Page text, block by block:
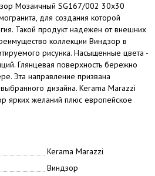
Мозаичный SG167/002 30х30
для создания которой
Такой продукт надежен от внешних
коллекции Виндзор в
рисунка. Насыщенные цвета -
Глянцевая поверхность бережно
Эта направление призвана
дизайна. Kerama Marazzi
ярких желаний плюс европейское
Kerama Marazzi
Виндзор